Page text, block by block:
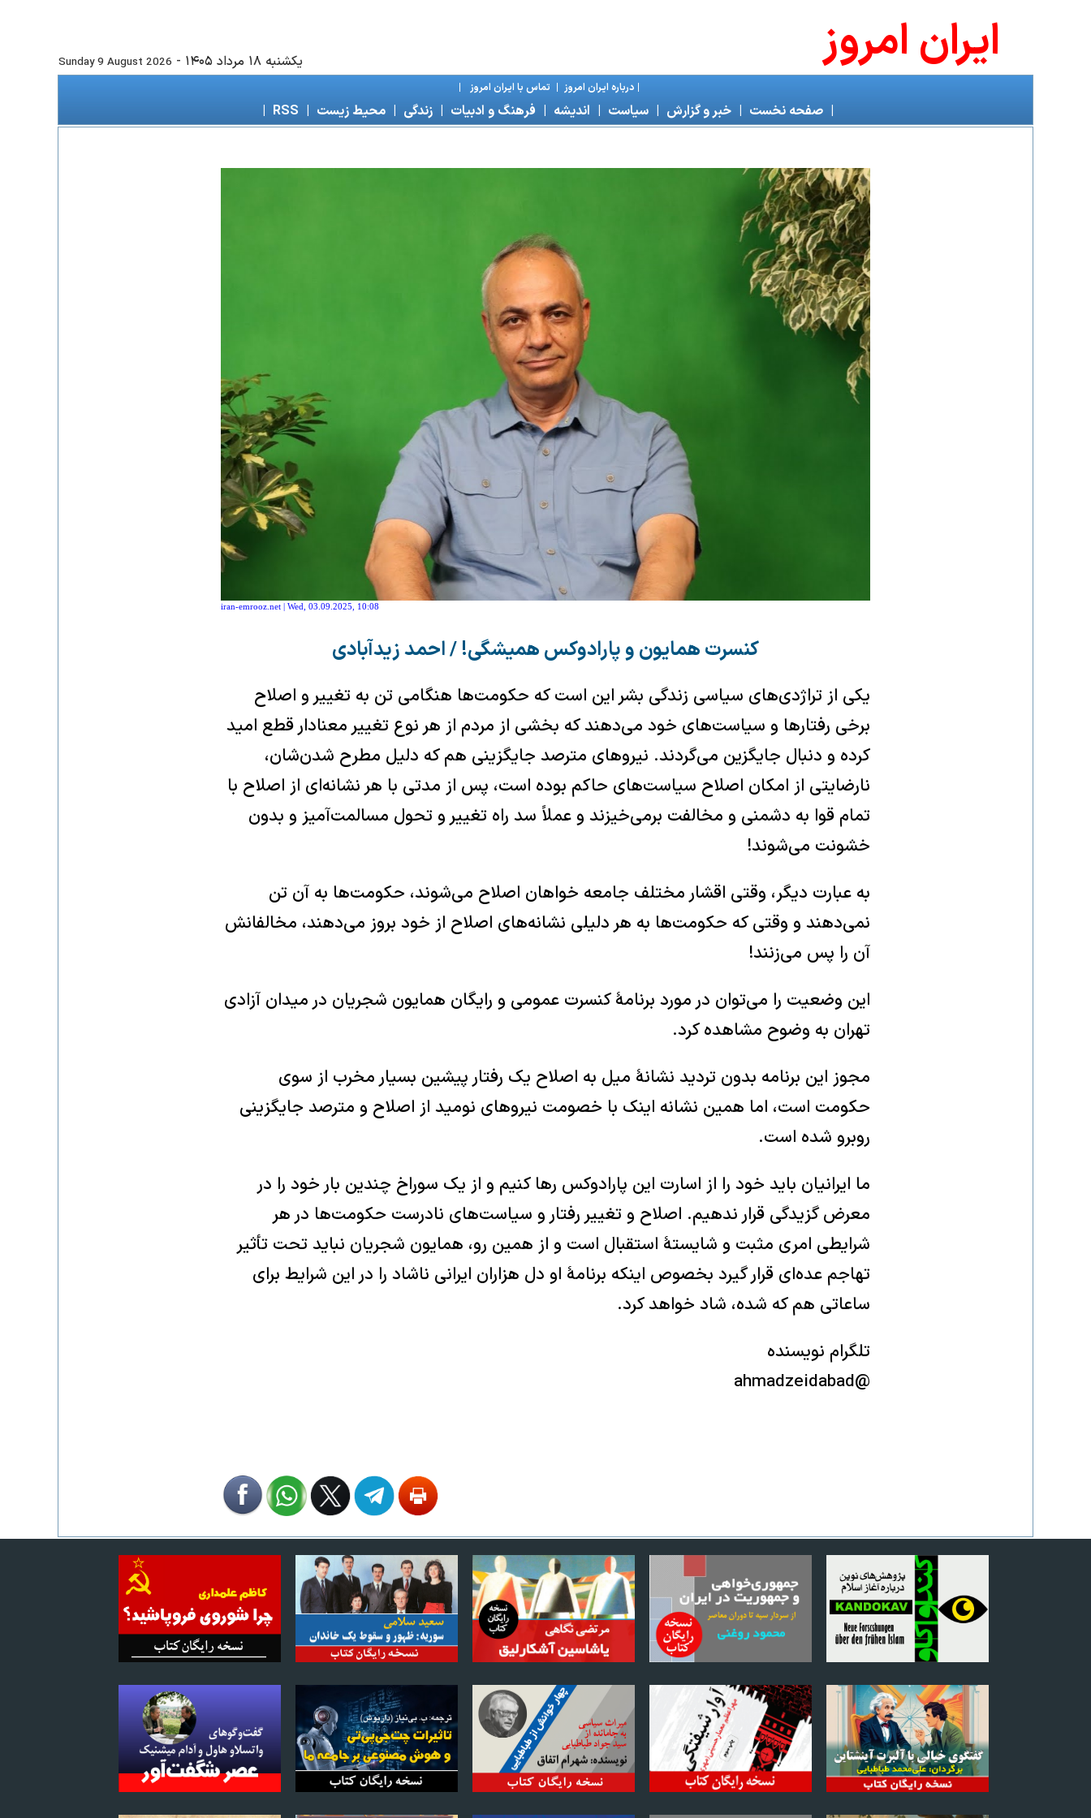
يكشنبه ۱۸ مرداد ۱۴۰۵ -
Sunday 9 August 2026 ايران امروز
|درباره ايران امروز | تماس با ايران امروز |
|صفحه نخست |خبر و گزارش |سياست | انديشه | فرهنگ و ادبيات |زندگی |محیط زیست |
RSS
|
iran-emrooz.net | Wed, 03.09.2025, 10:08
کنسرت همایون و پارادوکس همیشگی! / احمد زیدآبادی
یکی از تراژدی‌های سیاسی زندگی بشر این است که حکومت‌ها هنگامی تن به تغییر و اصلاح
برخی رفتارها و سیاست‌های خود می‌دهند که بخشی از مردم از هر نوع تغییر معنادار قطع امید
کرده و دنبال جایگزین می‌گردند. نیروهای مترصد جایگزینی هم که دلیل مطرح شدن‌شان،
نارضایتی از امکان اصلاح سیاست‌های حاکم بوده است، پس از مدتی با هر نشانه‌ای از اصلاح با
تمام قوا به دشمنی و مخالفت برمی‌خیزند و عملاً سد راه تغییر و تحول مسالمت‌آمیز و بدون
خشونت می‌شوند!
به عبارت دیگر، وقتی اقشار مختلف جامعه خواهان اصلاح می‌شوند، حکومت‌ها به آن تن
نمی‌دهند و وقتی که حکومت‌ها به هر دلیلی نشانه‌های اصلاح از خود بروز می‌دهند، مخالفانش
آن را پس می‌زنند!
این وضعیت را می‌توان در مورد برنامۀ کنسرت عمومی و رایگان همایون شجریان در میدان آزادی
تهران به وضوح مشاهده کرد.
مجوز این برنامه بدون تردید نشانۀ میل به اصلاح یک رفتار پیشین بسیار مخرب از سوی
حکومت است، اما همین نشانه اینک با خصومت نیروهای نومید از اصلاح و مترصد جایگزینی
روبرو شده است.
ما ایرانیان باید خود را از اسارت این پارادوکس رها کنیم و از یک سوراخ چندین بار خود را در
معرض گزیدگی قرار ندهیم. اصلاح و تغییر رفتار و سیاست‌های نادرست حکومت‌ها در هر
شرایطی امری مثبت و شایستۀ استقبال است و از همین رو، همایون شجریان نباید تحت تأثیر
تهاجم عده‌ای قرار گیرد بخصوص اینکه برنامۀ او دل هزاران ایرانی ناشاد را در این شرایط برای
ساعاتی هم که شده، شاد خواهد کرد.
تلگرام نویسنده
@ahmadzeidabad